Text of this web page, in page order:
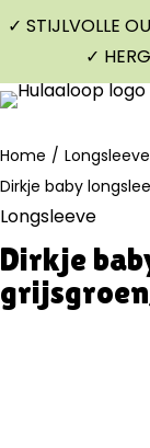
✓ STIJLVOLLE
✓
Home / Longsleeve
Dirkje baby
Longsleeve
Dirkje